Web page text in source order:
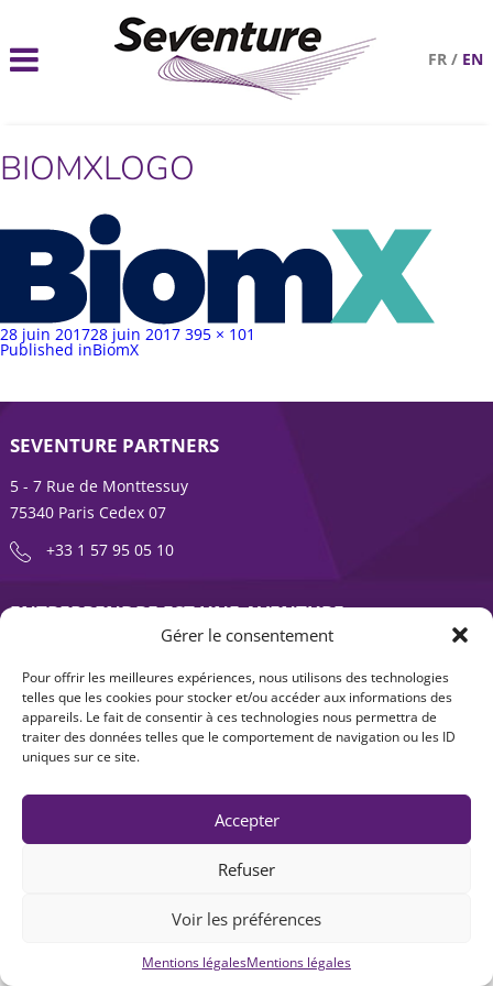
Gérer le consentement
Pour offrir les meilleures expériences, nous utilisons des technologies
telles que les cookies pour stocker et/ou accéder aux informations des
appareils. Le fait de consentir à ces technologies nous permettra de
traiter des données telles que le comportement de navigation ou les ID
uniques sur ce site.
Accepter
Refuser
Voir les préférences
Mentions légalesMentions légales
FR / EN
BIOMXLOGO
Publié
sur
28 juin 201728 juin 2017 Taille
395 × 101
Navigation
Published inBiomX
SEVENTURE PARTNERS
5 - 7 Rue de Monttessuy
75340 Paris Cedex 07
+33 1 57 95 05 10
ENTREPRENDRE EST UNE AVENTURE
Offre produits
Actualités
Contact
Accessibilité : non-conforme